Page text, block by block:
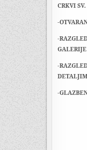
CRKVI
-
-
-
-